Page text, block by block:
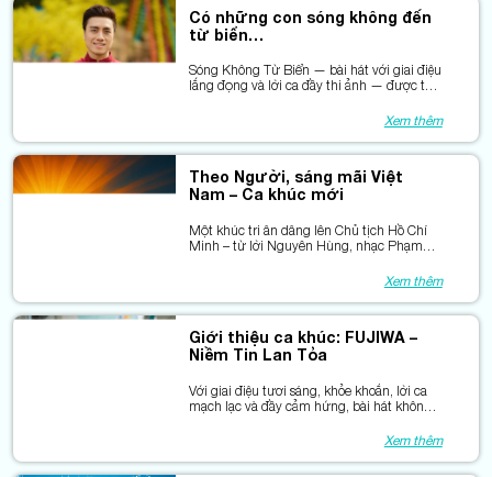
Có những con sóng không đến
từ biển…
Sóng Không Từ Biển — bài hát với giai điệu
lắng đọng và lời ca đầy thi ảnh — được thể
Tiếng hát của anh như một dòng sông nhớ
miên man, chảy qua những miền ký ức và
dẫn dắt người nghe về những miền tình
Xem thêm
Theo Người, sáng mãi Việt
Nam – Ca khúc mới
Một khúc tri ân dâng lên Chủ tịch Hồ Chí
Minh – từ lời Nguyên Hùng, nhạc Phạm
Xem thêm
Giới thiệu ca khúc: FUJIWA –
Niềm Tin Lan Tỏa
Với giai điệu tươi sáng, khỏe khoắn, lời ca
mạch lạc và đầy cảm hứng, bài hát không
FUJIWA theo đuổi – chất lượng, nhân văn
và đổi mới – mà còn khắc họa tinh thần
vượt khó, khát vọng vươn xa, và lòng tận
Xem thêm